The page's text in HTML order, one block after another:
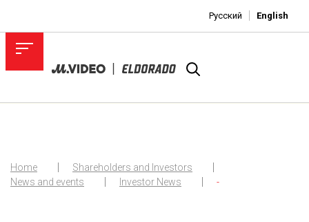
Русский English
Home
Shareholders and Investors
News and events
Investor News -